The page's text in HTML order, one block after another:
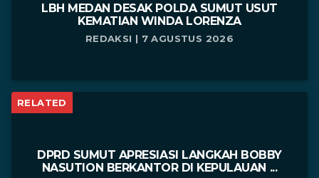
LBH MEDAN DESAK POLDA SUMUT USUT
KEMATIAN WINDA LORENZA
REDAKSI | 7 AGUSTUS 2026
RELATED
DPRD SUMUT APRESIASI LANGKAH BOBBY
NASUTION BERKANTOR DI KEPULAUAN ...